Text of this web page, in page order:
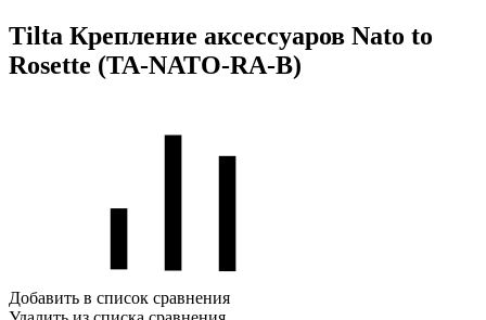
Tilta Крепление аксессуаров Nato to
Rosette (TA-NATO-RA-B)
Добавить в список сравнения